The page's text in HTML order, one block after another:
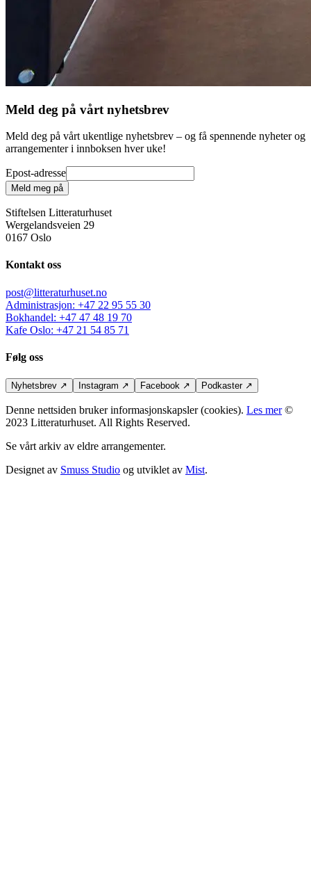
Meld deg på vårt nyhetsbrev
Meld deg på vårt ukentlige nyhetsbrev – og få spennende nyheter og
arrangementer i innboksen hver uke!
Epost-adresse
Meld meg på
Stiftelsen Litteraturhuset
Wergelandsveien 29
0167 Oslo
Kontakt oss
post@litteraturhuset.no
Administrasjon: +47 22 95 55 30
Bokhandel: +47 47 48 19 70
Kafe Oslo: +47 21 54 85 71
Følg oss
Nyhetsbrev ↗ Instagram ↗ Facebook ↗ Podkaster↗
Denne nettsiden bruker informasjonskapsler (cookies). Les mer©
2023 Litteraturhuset. All Rights Reserved.
Se vårt arkiv av eldre arrangementer.
Designet av Smuss Studio og utviklet av Mist.